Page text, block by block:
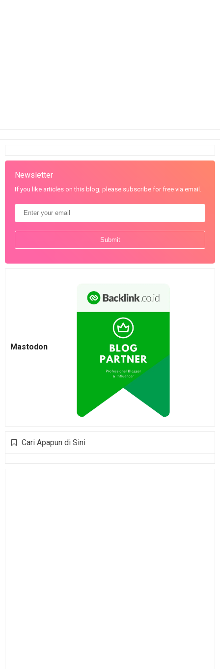
Newsletter
If you like articles on this blog, please subscribe for free via email.
Mastodon
Cari Apapun di Sini